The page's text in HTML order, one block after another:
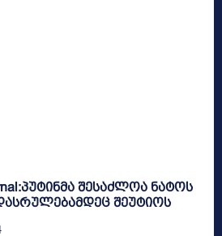
შესაძლოა ნატოს
შეუტიოს